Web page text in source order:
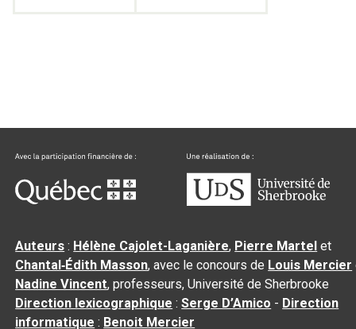
Auteurs : Hélène Cajolet-Laganière, Pierre Martel et
Chantal‑Édith Masson, avec le concours de Louis Mercier
Nadine Vincent, professeurs, Université de Sherbrooke
Direction lexicographique :Serge D’Amico - Direction
informatique : Benoit Mercier